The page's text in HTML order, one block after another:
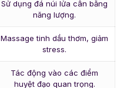
Sử dụng đá núi lửa cân bằng
năng lượng.
Massage tinh dầu thơm, giảm
stress.
Tác động vào các điểm
huyệt đạo quan trọng.